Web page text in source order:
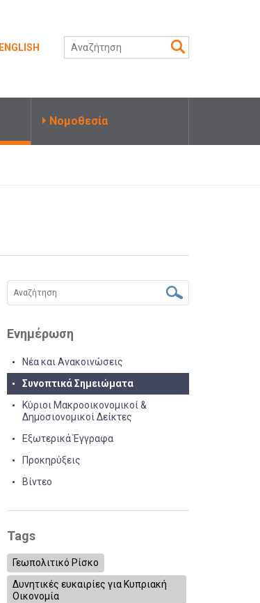
ENGLISH
Νομοθεσία
Ενημέρωση
Νέα και Ανακοινώσεις
Συνοπτικά Σημειώματα
Κύριοι Μακροοικονομικοί &
Δημοσιονομικοί Δείκτες
Εξωτερικά Έγγραφα
Προκηρύξεις
Βίντεο
Tags
Γεωπολιτικό Ρίσκο
Δυνητικές ευκαιρίες για Κυπριακή
Οικονομία